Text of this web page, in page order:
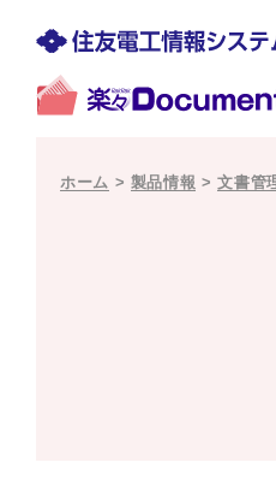
ホーム > 製品情報 >文書管